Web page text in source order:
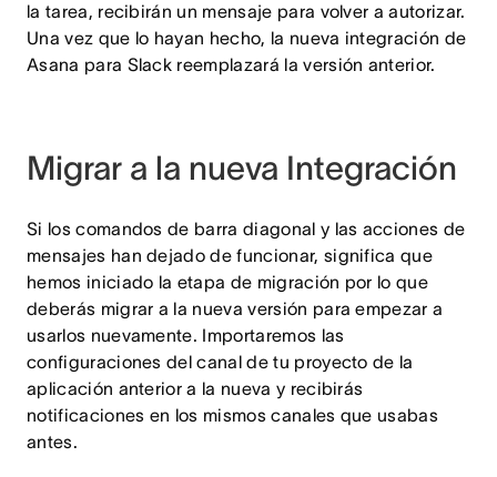
la tarea, recibirán un mensaje para volver a autorizar.
Una vez que lo hayan hecho, la nueva integración de
Asana para Slack reemplazará la versión anterior.
Migrar a la nueva Integración
Si los comandos de barra diagonal y las acciones de
mensajes han dejado de funcionar, significa que
hemos iniciado la etapa de migración por lo que
deberás migrar a la nueva versión para empezar a
usarlos nuevamente. Importaremos las
configuraciones del canal de tu proyecto de la
aplicación anterior a la nueva y recibirás
notificaciones en los mismos canales que usabas
antes.